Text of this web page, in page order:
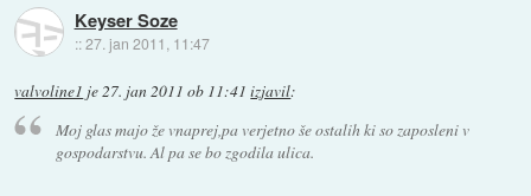
Keyser Soze
::27. jan 2011, 11:47
valvoline1 je27. jan 2011 ob 11:41 izjavil:
Moj glas majo že vnaprej,pa verjetno še ostalih ki so zaposleni v
gospodarstvu. Al pa se bo zgodila ulica.